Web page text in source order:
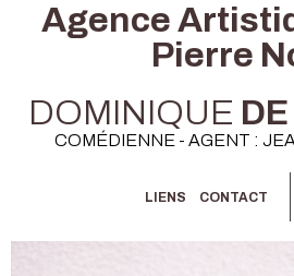
Agence
Pierre
DOMINIQUE
COMÉDIENNE - AGENT :
LIENS CONTACT